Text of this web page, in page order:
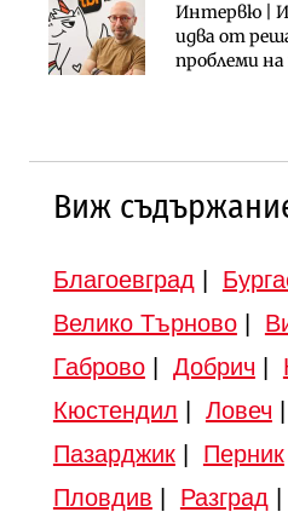
Интервю |
идва от
проблеми
Инфраструктура
АПИ
Инфраструктура
Вторият
езеро
Виж
Благоевград
Велико Търново|
Габрово| Добрич
Кюстендил
Ловеч
Пазарджик| Перник
Пловдив
Разград